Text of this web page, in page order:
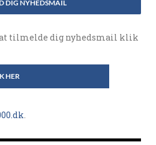
DIG NYHEDSMAIL
tilmelde dig nyhedsmail klik
HER
.